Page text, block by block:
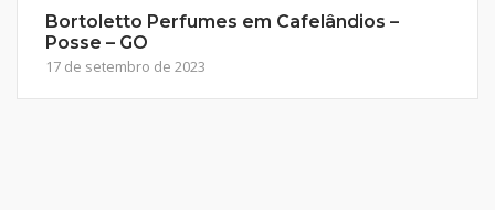
Bortoletto Perfumes em Cafelândios –
Posse – GO
17 de setembro de 2023